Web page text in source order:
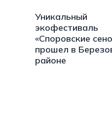
Уникальный
экофестиваль
«Споровские
прошел в
районе